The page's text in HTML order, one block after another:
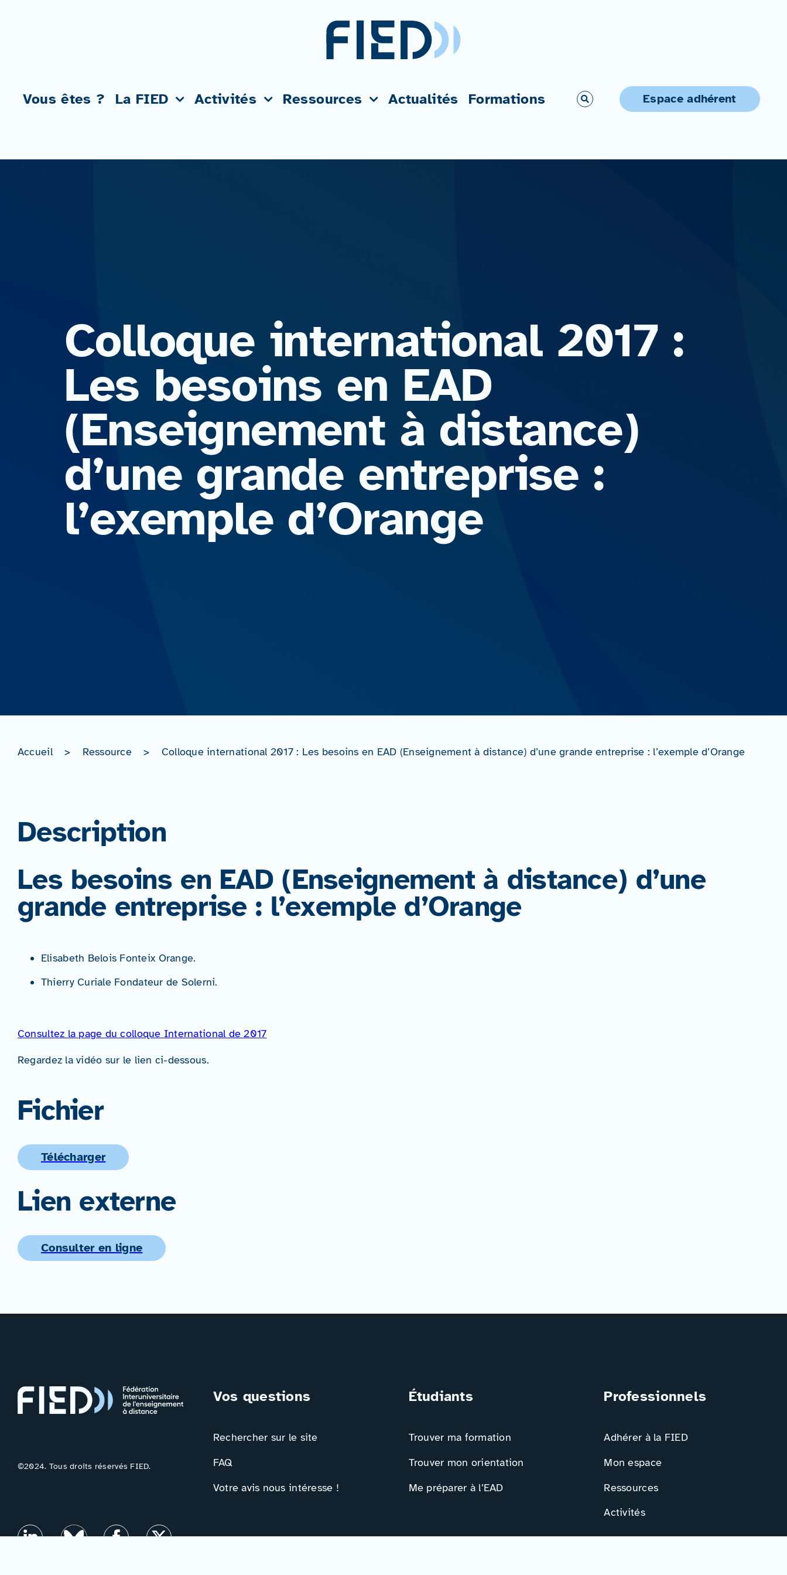
Vous êtes ? La FIED Activités Ressources Actualités Formations Espace adhérent
Colloque international 2017 :
Les besoins en EAD
(Enseignement à distance)
d’une grande entreprise :
l’exemple d’Orange
Accueil > Ressource > Colloque international 2017 : Les besoins en EAD (Enseignement à distance) d’une grande entreprise : l’exemple d’Orange
Description
Les besoins en EAD (Enseignement à distance) d’une
grande entreprise : l’exemple d’Orange
Elisabeth Belois Fonteix Orange.
Thierry CurialeFondateur de Solerni.
Consultez la page du colloque International de 2017
Regardez la vidéo sur le lien ci-dessous.
Fichier
Télécharger
Lien externe
Consulter en ligne
©2024. Tous droits réservés FIED.
Vos questions
Rechercher sur le site
FAQ
Votre avis nous intéresse !
Étudiants
Trouver ma formation
Trouver mon orientation
Me préparer à l’EAD
Professionnels
Adhérer à la FIED
Mon espace
Ressources
Activités